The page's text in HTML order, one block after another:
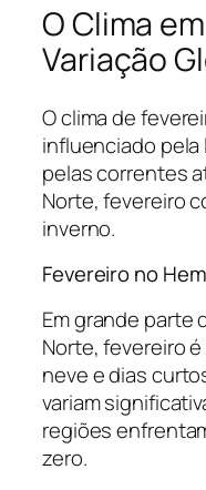
O Clima
Variação
O clima de
influenciado
pelas correntes
Norte, fevereiro
inverno.
Fevereiro no
Em grande parte
Norte, fevereiro
neve e dias
variam
regiões
zero.